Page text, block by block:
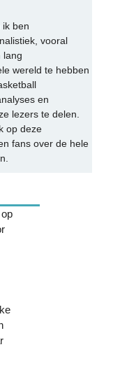
ik ben
vooral
lang
wereld te hebben
en
lezers te delen.
op deze
fans over de hele